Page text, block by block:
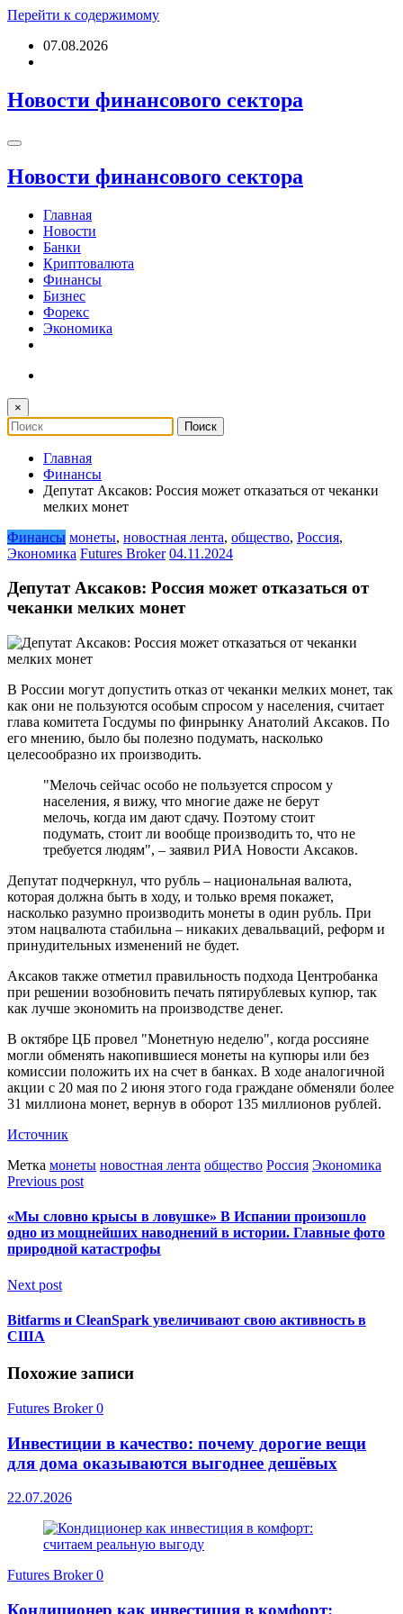
Перейти к содержимому
07.08.2026
Новости финансового сектора
Новости финансового сектора
Главная
Новости
Банки
Криптовалюта
Финансы
Бизнес
Форекс
Экономика
×
Главная
Финансы
Депутат Аксаков: Россия может отказаться от чеканки
мелких монет
Финансы монеты, новостная лента, общество, Россия,
Экономика Futures Broker 04.11.2024
Депутат Аксаков: Россия может отказаться от
чеканки мелких монет
В России могут допустить отказ от чеканки мелких монет, так
как они не пользуются особым спросом у населения, считает
глава комитета Госдумы по финрынку Анатолий Аксаков. По
его мнению, было бы полезно подумать, насколько
целесообразно их производить.
"Мелочь сейчас особо не пользуется спросом у
населения, я вижу, что многие даже не берут
мелочь, когда им дают сдачу. Поэтому стоит
подумать, стоит ли вообще производить то, что не
требуется людям", – заявил РИА Новости Аксаков.
Депутат подчеркнул, что рубль – национальная валюта,
которая должна быть в ходу, и только время покажет,
насколько разумно производить монеты в один рубль. При
этом нацвалюта стабильна – никаких девальваций, реформ и
принудительных изменений не будет.
Аксаков также отметил правильность подхода Центробанка
при решении возобновить печать пятирублевых купюр, так
как лучше экономить на производстве денег.
В октябре ЦБ провел "Монетную неделю", когда россияне
могли обменять накопившиеся монеты на купюры или без
комиссии положить их на счет в банках. В ходе аналогичной
акции с 20 мая по 2 июня этого года граждане обменяли более
31 миллиона монет, вернув в оборот 135 миллионов рублей.
Источник
Метка монеты новостная лента общество Россия Экономика
Previous post
«Мы словно крысы в ловушке» В Испании произошло
одно из мощнейших наводнений в истории. Главные фото
природной катастрофы
Next post
Bitfarms и CleanSpark увеличивают свою активность в
США
Похожие записи
Futures Broker0
Инвестиции в качество: почему дорогие вещи
для дома оказываются выгоднее дешёвых
22.07.2026
Futures Broker0
Кондиционер как инвестиция в комфорт: